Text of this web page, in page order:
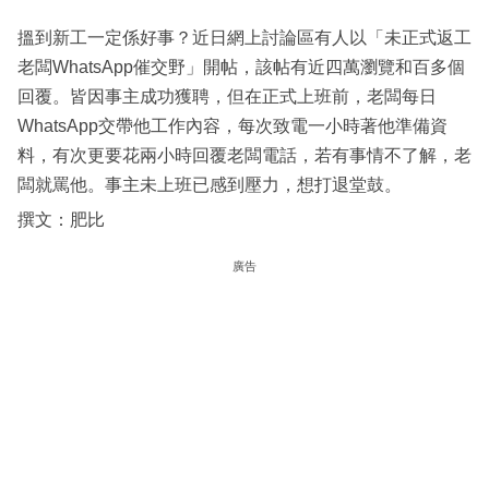
區
搵到新工一定係好事？近日網上討論區有人以「未正式返工
老闆WhatsApp催交野」開帖，該帖有近四萬瀏覽和百多個
回覆。皆因事主成功獲聘，但在正式上班前，老闆每日
WhatsApp交帶他工作內容，每次致電一小時著他準備資
料，有次更要花兩小時回覆老闆電話，若有事情不了解，老
闆就罵他。事主未上班已感到壓力，想打退堂鼓。
撰文：肥比
廣告